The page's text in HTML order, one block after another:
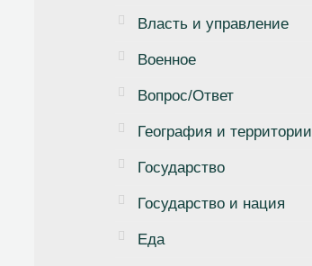
Власть и управление
Военное
Вопрос/Ответ
География и территории
Государство
Государство и нация
Еда